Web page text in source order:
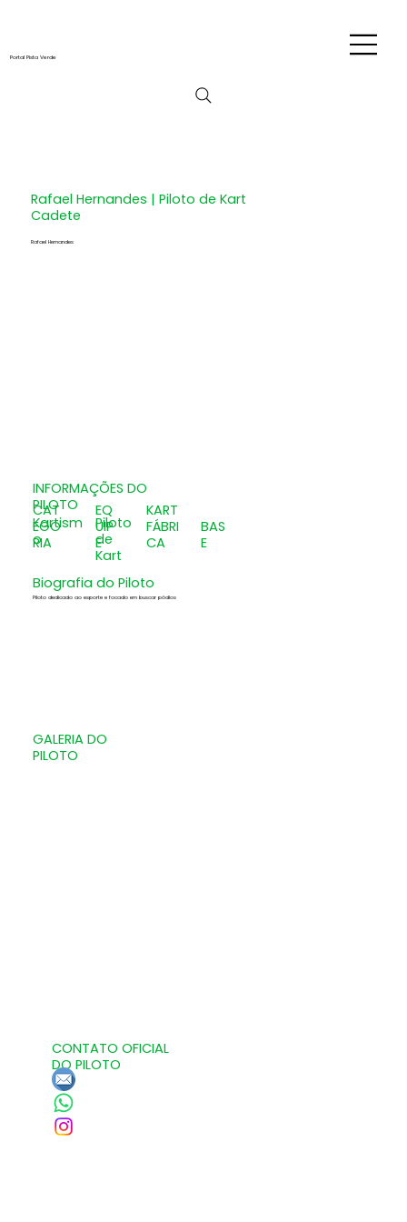
Portal Pista Verde
Rafael Hernandes | Piloto de Kart
Cadete
Rafael Hernandes
INFORMAÇÕES DO
PILOTO
CAT
EGO
RIA
Kartism
o
EQ
UIP
E
Piloto
de
Kart
KART
FÁBRI
CA
BAS
E
Biografia do Piloto
Piloto dedicado ao esporte e focado em buscar pódios
GALERIA DO
PILOTO
CONTATO OFICIAL
DO PILOTO